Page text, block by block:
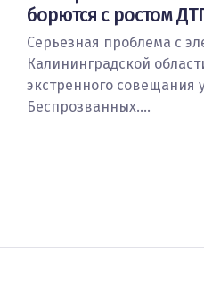
борются с ростом
Серьезная проблема с
Калининградской
экстренного совещания
Беспрозванных.…